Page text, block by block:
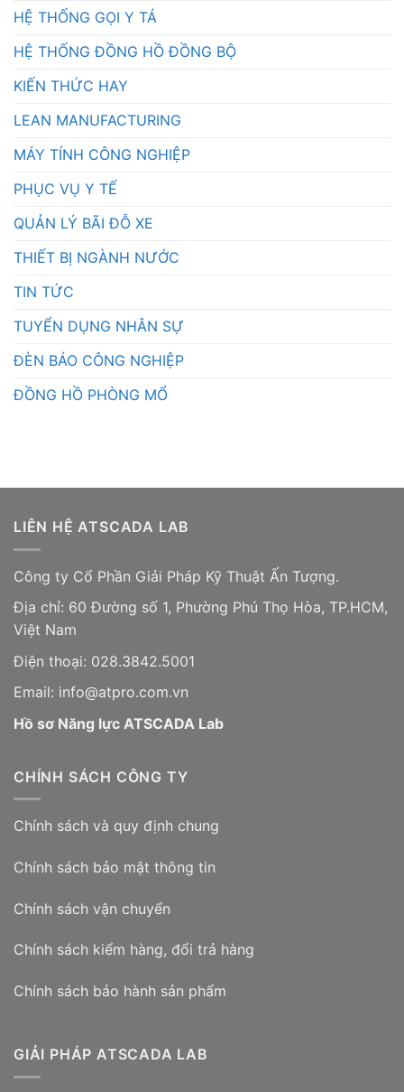
HỆ THỐNG GỌI Y TÁ
HỆ THỐNG ĐỒNG HỒ ĐỒNG BỘ
KIẾN THỨC HAY
LEAN MANUFACTURING
MÁY TÍNH CÔNG NGHIỆP
PHỤC VỤ Y TẾ
QUẢN LÝ BÃI ĐỖ XE
THIẾT BỊ NGÀNH NƯỚC
TIN TỨC
TUYỂN DỤNG NHÂN SỰ
ĐÈN BÁO CÔNG NGHIỆP
ĐỒNG HỒ PHÒNG MỔ
LIÊN HỆ ATSCADA LAB
Công ty Cổ Phần Giải Pháp Kỹ Thuật Ấn Tượng.
Địa chỉ: 60 Đường số 1, Phường Phú Thọ Hòa, TP.HCM,
Việt Nam
Điện thoại: 028.3842.5001
Email: info@atpro.com.vn
Hồ sơ Năng lực ATSCADA Lab
CHÍNH SÁCH CÔNG TY
Chính sách và quy định chung
Chính sách bảo mật thông tin
Chính sách vận chuyển
Chính sách kiểm hàng, đổi trả hàng
Chính sách bảo hành sản phẩm
GIẢI PHÁP ATSCADA LAB